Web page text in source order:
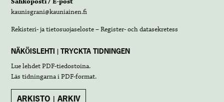
kaunisgrani@kauniainen.fi
Rekisteri- ja tietosuojaseloste – Register- och datasekretess
NÄKÖISLEHTI | TRYCKTA TIDNINGEN
Lue lehdetPDF-tiedostoina.
Läs tidningarna iPDF-format.
ARKISTO | ARKIV